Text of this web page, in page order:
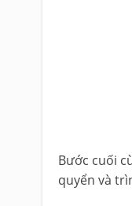
Bước cuối
quyển và